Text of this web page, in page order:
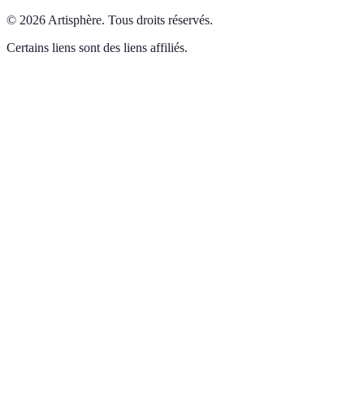
© 2026 Artisphère. Tous droits réservés.
Certains liens sont des liens affiliés.